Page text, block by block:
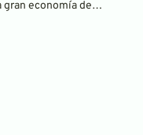
economía de